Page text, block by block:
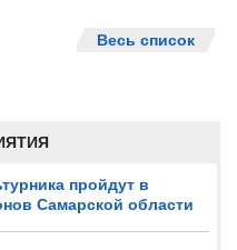
пройдут в
Самарской области
Весь список